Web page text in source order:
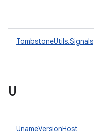
TombstoneUtils.Signals
U
UnameVersionHost